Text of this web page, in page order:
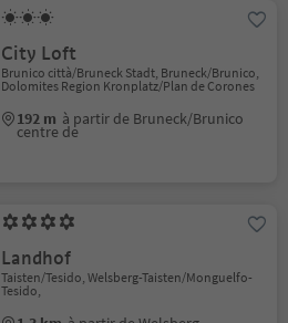
City Loft
Brunico città/Bruneck Stadt, Bruneck/Brunico,
Dolomites Region Kronplatz/Plan de Corones
192 m à partir de Bruneck/Brunico
centre de
Landhof
Taisten/Tesido, Welsberg-Taisten/Monguelfo-
Tesido,